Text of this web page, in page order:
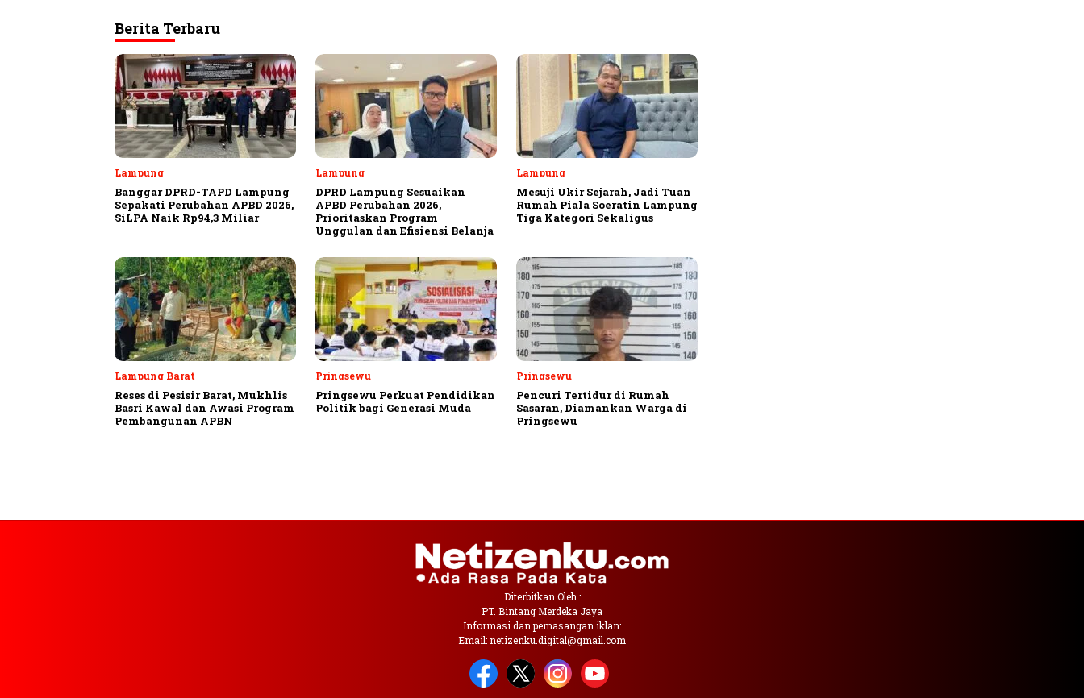
Berita Terbaru
Lampung
Banggar DPRD-TAPD Lampung
Sepakati Perubahan APBD 2026,
SiLPA Naik Rp94,3 Miliar
Lampung
DPRD Lampung Sesuaikan
APBD Perubahan 2026,
Prioritaskan Program
Unggulan dan Efisiensi Belanja
Lampung
Mesuji Ukir Sejarah, Jadi Tuan
Rumah Piala Soeratin Lampung
Tiga Kategori Sekaligus
Lampung Barat
Reses di Pesisir Barat, Mukhlis
Basri Kawal dan Awasi Program
Pembangunan APBN
Pringsewu
Pringsewu Perkuat Pendidikan
Politik bagi Generasi Muda
Pringsewu
Pencuri Tertidur di Rumah
Sasaran, Diamankan Warga di
Pringsewu
Diterbitkan Oleh :
PT. Bintang Merdeka Jaya
Informasi dan pemasangan iklan:
Email: netizenku.digital@gmail.com